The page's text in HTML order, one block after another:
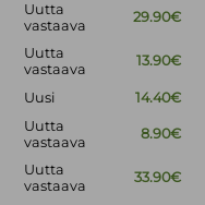
Uutta
vastaava
29.90€
Uutta
vastaava
13.90€
Uusi 14.40€
Uutta
vastaava
8.90€
Uutta
vastaava
33.90€